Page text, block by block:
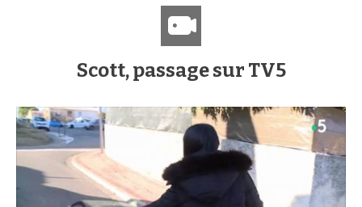
Scott, passage sur TV5